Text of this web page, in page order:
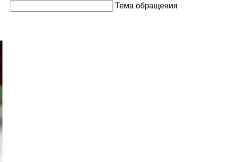
Тема обращения